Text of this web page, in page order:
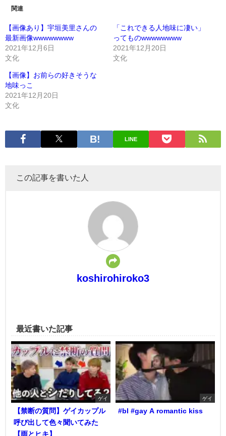
関連
【画像あり】宇垣美里さんの
最新画像wwwwwwww
2021年12月6日
文化
「これできる人地味に凄い」
ってものwwwwwwww
2021年12月20日
文化
【画像】お前らの好きそうな
地味っこ
2021年12月20日
文化
LINE
この記事を書いた人
koshirohiroko3
最近書いた記事
ゲイ
【禁断の質問】ゲイカップル
呼び出して色々聞いてみた
【雨とヒキ】
ゲイ
#bl #gay A romantic kiss